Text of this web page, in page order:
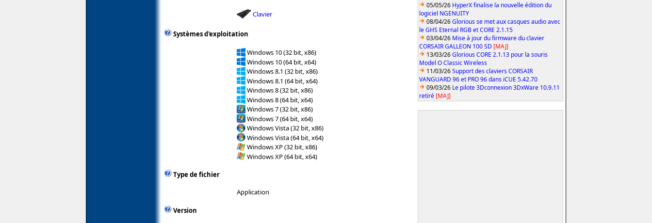
Clavier
Systèmes d'exploitation
Windows 10 (32 bit, x86)
Windows 10 (64 bit, x64)
Windows 8.1 (32 bit, x86)
Windows 8.1 (64 bit, x64)
Windows 8 (32 bit, x86)
Windows 8 (64 bit, x64)
Windows 7 (32 bit, x86)
Windows 7 (64 bit, x64)
Windows Vista (32 bit, x86)
Windows Vista (64 bit, x64)
Windows XP (32 bit, x86)
Windows XP (64 bit, x64)
Type de fichier
Application
Version
05/05/26 HyperX finalise la nouvelle édition du
logiciel NGENUITY
08/04/26Glorious se met aux casques audio avec
le GHS Eternal RGB et CORE 2.1.15
03/04/26 Mise à jour du firmware du clavier
CORSAIR GALLEON 100 SD [MAJ]
13/03/26Glorious CORE 2.1.13 pour la souris
Model O Classic Wireless
11/03/26Support des claviers CORSAIR
VANGUARD 96 et PRO 96 dans iCUE 5.42.70
09/03/26 Le pilote 3Dconnexion 3DxWare 10.9.11
retiré [MAJ]